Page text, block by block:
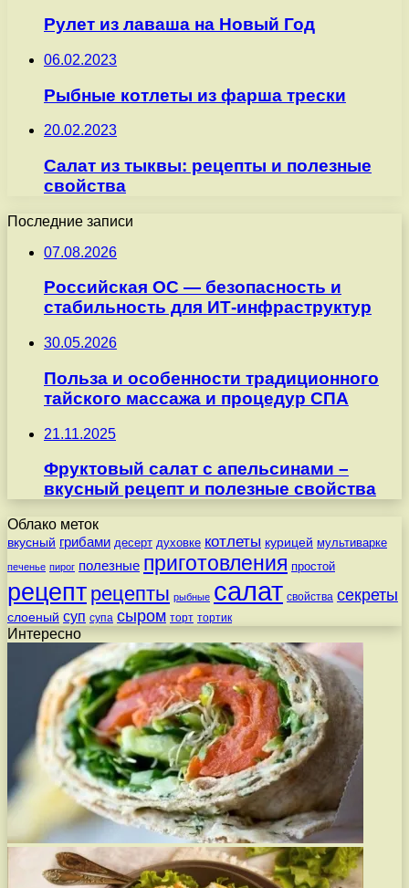
Рулет из лаваша на Новый Год
06.02.2023
Рыбные котлеты из фарша трески
20.02.2023
Салат из тыквы: рецепты и полезные
свойства
Последние записи
07.08.2026
Российская ОС — безопасность и
стабильность для ИТ-инфраструктур
30.05.2026
Польза и особенности традиционного
тайского массажа и процедур СПА
21.11.2025
Фруктовый салат с апельсинами –
вкусный рецепт и полезные свойства
Облако меток
вкусный грибами десерт духовке котлеты курицей мультиварке
печенье пирог полезные приготовления простой
рецепт рецепты рыбные салат свойства секреты
слоеный суп супа сыром торт тортик
Интересно